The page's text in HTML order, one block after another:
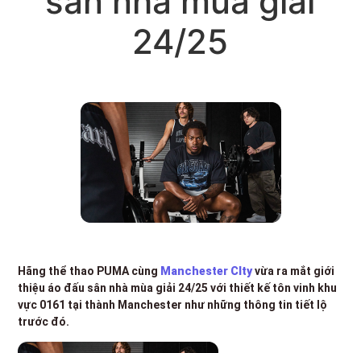
24/25
Hãng thể thao PUMA cùng Manchester CItyvừa ra mắt giới
thiệu áo đấu sân nhà mùa giải 24/25 với thiết kế tôn vinh khu
vực 0161 tại thành Manchester như những thông tin tiết lộ
trước đó.